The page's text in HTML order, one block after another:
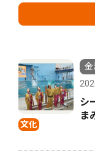
文化
金
シ
ま